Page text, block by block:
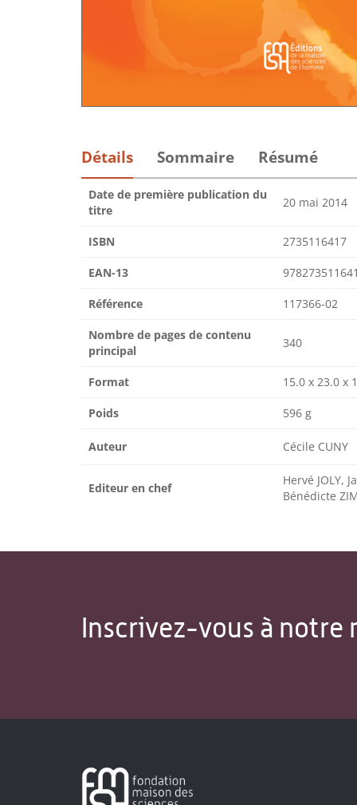
Détails Sommaire Résumé
Date de première publication du
titre
20 mai 2014
ISBN 2735116417
EAN-13
Référence 117366-02
Nombre de pages de contenu
principal
340
Format 15.0 x 23.0 x
Poids 596 g
Auteur Cécile CUNY
Editeur en chef
Hervé JOLY,
Bénédicte
Inscrivez-vous à notre